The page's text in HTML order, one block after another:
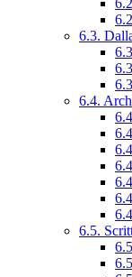
6.3.
6.4.
6.5.